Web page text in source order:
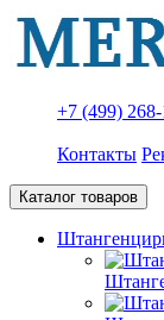
+7 (499) 268-
Контакты
Каталог товаров